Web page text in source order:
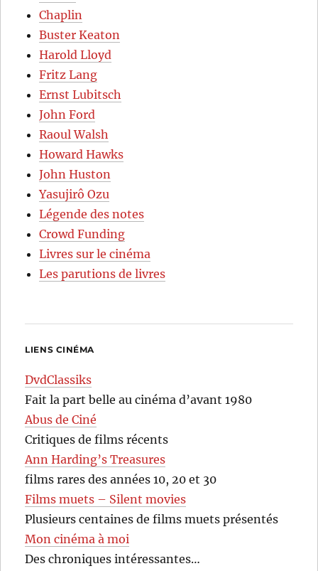
Chaplin
Buster Keaton
Harold Lloyd
Fritz Lang
Ernst Lubitsch
John Ford
Raoul Walsh
Howard Hawks
John Huston
Yasujirô Ozu
Légende des notes
Crowd Funding
Livres sur le cinéma
Les parutions de livres
LIENS CINÉMA
DvdClassiks
Fait la part belle au cinéma d’avant 1980
Abus de Ciné
Critiques de films récents
Ann Harding’s Treasures
films rares des années 10, 20 et 30
Films muets – Silent movies
Plusieurs centaines de films muets présentés
Mon cinéma à moi
Des chroniques intéressantes…